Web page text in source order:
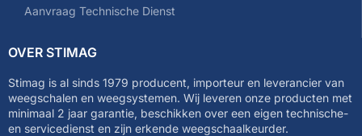
Aanvraag Technische Dienst
OVER STIMAG
Stimag is al sinds 1979 producent, importeur en leverancier van
weegschalen en weegsystemen. Wij leveren onze producten met
minimaal 2 jaar garantie, beschikken over een eigen technische-
en servicedienst en zijn erkende weegschaalkeurder.